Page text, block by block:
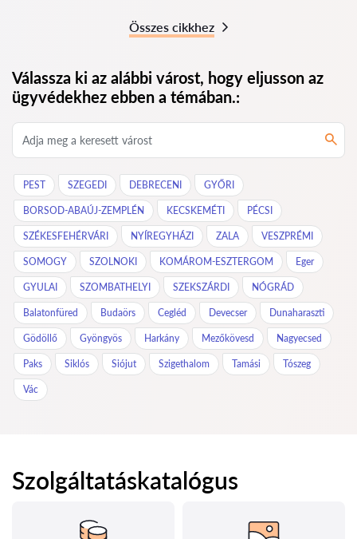
Összes cikkhez
Válassza ki az alábbi várost, hogy eljusson az
ügyvédekhez ebben a témában.:
PEST SZEGEDI DEBRECENI GYŐRI
BORSOD-ABAÚJ-ZEMPLÉN KECSKEMÉTI PÉCSI
SZÉKESFEHÉRVÁRI NYÍREGYHÁZI ZALA VESZPRÉMI
SOMOGY SZOLNOKI KOMÁROM-ESZTERGOM Eger
GYULAI SZOMBATHELYI SZEKSZÁRDI NÓGRÁD
Balatonfüred Budaörs Cegléd Devecser Dunaharaszti
Gödöllő Gyöngyös Harkány Mezőkövesd Nagyecsed
Paks Siklós Siójut Szigethalom Tamási Tószeg
Vác
Szolgáltatáskatalógus